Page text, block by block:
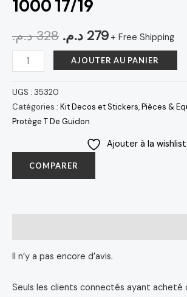
1000 17/19
328 د.م. 279 د.م. + Free Shipping
AJOUTER AU PANIER
UGS : 35320
Catégories : Kit Decos et Stickers,Pièces &
Protège T De Guidon
Ajouter à la wishlist
COMPARER
Il n’y a pas encore d’avis.
Seuls les clients connectés ayant acheté